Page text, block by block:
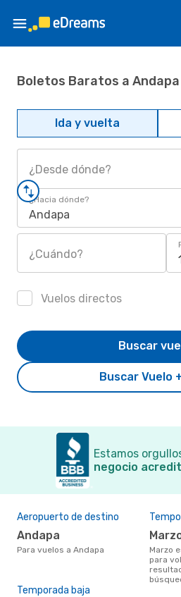
Boletos Baratos a Andapa
Ida y vuelta
¿Desde dónde?
¿Hacia dónde?
Andapa
¿Cuándo?
Vuelos directos
Buscar Vuelo
Buscar
Estamos
negocio
Aeropuerto de destino
Andapa
Para vuelos a Andapa
marzo es el mes más popular
para
Temporada baja